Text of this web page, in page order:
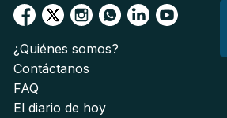
¿Quiénes somos?
Contáctanos
FAQ
El diario de hoy